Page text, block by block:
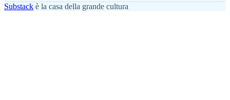
Substack è la casa della grande cultura